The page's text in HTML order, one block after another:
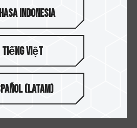
4.0介面，可接受PCIe 4.0平均
CARDEA ZERO Z440 M.2
Ceramic C440 M.2 PCIe
驗室測試結果，兩者在1TB與
均來到5,000/4,400 MB/s，以
速度而言，這樣的效能表現
Indonesia
Tiếng Việt
(Latam)